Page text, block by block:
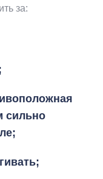
за:
сильно